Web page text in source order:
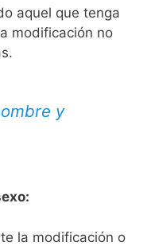
aquel que tenga
modificación no
y
la modificación o